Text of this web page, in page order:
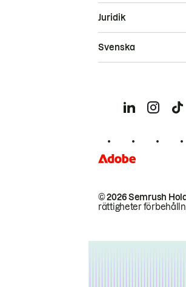
© 2026 Semrush
rättigheter
Juridik
Svenska